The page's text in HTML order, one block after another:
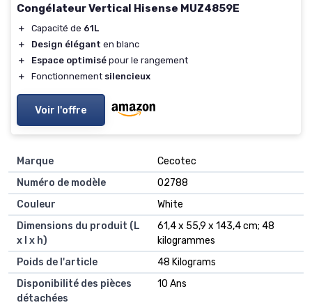
Congélateur Vertical Hisense MUZ4859E
＋ Capacité de 61L
＋
Design élégant en blanc
＋
Espace optimisé pour le rangement
＋
Fonctionnement silencieux
Voir l'offre
Marque
‎Cecotec
Numéro de modèle
‎02788
Couleur
‎White
Dimensions du produit (L
x l x h)
‎61,4 x 55,9 x 143,4 cm; 48
kilogrammes
Poids de l'article
‎48 Kilograms
Disponibilité des pièces
détachées
‎10 Ans